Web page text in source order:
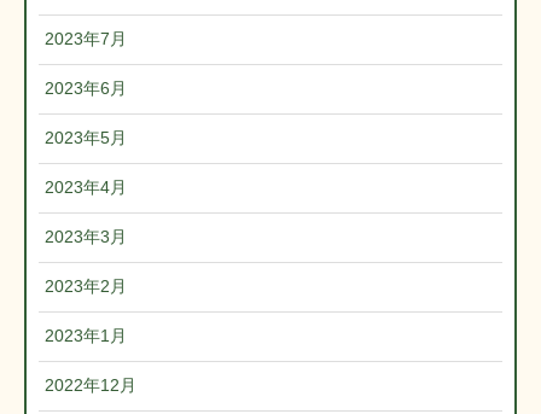
2023年7月
2023年6月
2023年5月
2023年4月
2023年3月
2023年2月
2023年1月
2022年12月